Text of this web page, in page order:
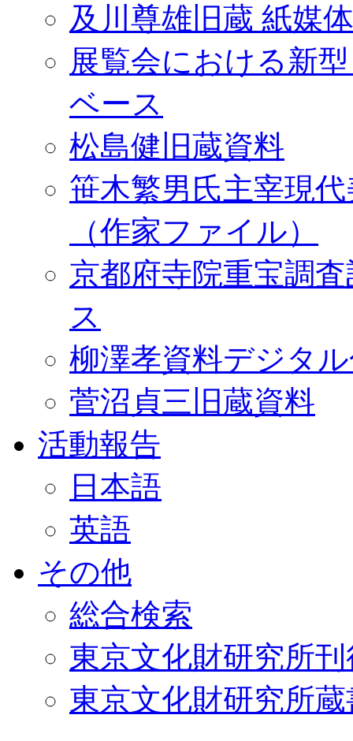
及川尊雄旧蔵 紙媒
展覧会における新
ベース
松島健旧蔵資料
笹木繁男氏主宰現
（作家ファイル）
京都府寺院重宝調
ス
柳澤孝資料デジタ
菅沼貞三旧蔵資料
活動報告
日本語
英語
その他
総合検索
東京文化財研究所
東京文化財研究所